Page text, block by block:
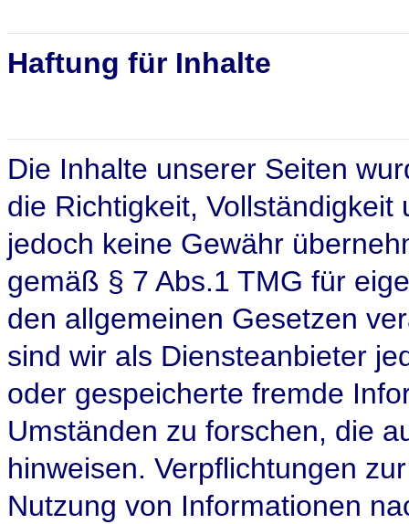
Haftung für Inhalte
Die Inhalte unserer Seiten
die Richtigkeit,
jedoch keine Gewähr
gemäß § 7 Abs.1 TMG für
den allgemeinen Gesetzen
sind wir als Diensteanbieter
oder gespeicherte fremde
Umständen zu forschen, die
hinweisen. Verpflichtungen
Nutzung von Informationen